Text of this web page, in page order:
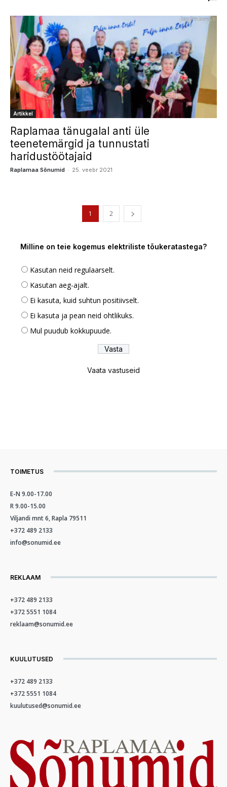
Artikkel
Raplamaa tänugalal anti üle
teenetemärgid ja tunnustati
haridustöötajaid
Raplamaa Sõnumid - 25. veebr 2021
1 2
Milline on teie kogemus elektriliste tõukeratastega?
Kasutan neid regulaarselt.
Kasutan aeg-ajalt.
Ei kasuta, kuid suhtun positiivselt.
Ei kasuta ja pean neid ohtlikuks.
Mul puudub kokkupuude.
Vaata vastuseid
TOIMETUS
E-N 9.00-17.00
R 9.00-15.00
Viljandi mnt 6, Rapla 79511
+372 489 2133
info@sonumid.ee
REKLAAM
+372 489 2133
+372 5551 1084
reklaam@sonumid.ee
KUULUTUSED
+372 489 2133
+372 5551 1084
kuulutused@sonumid.ee